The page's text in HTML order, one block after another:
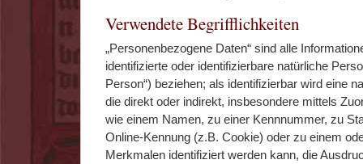
Verwendete Begrifflichkeiten
„Personenbezogene Daten“ sind alle
identifizierte oder identifizierbare natürliche
Person“) beziehen; als identifizierbar wird eine
die direkt oder indirekt, insbesondere mittels
wie einem Namen, zu einer Kennnummer, zu
Online-Kennung (z.B. Cookie) oder zu einem
Merkmalen identifiziert werden kann, die